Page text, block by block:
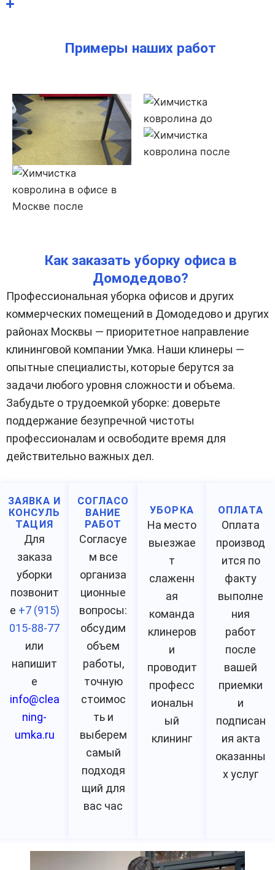
Примеры наших работ
Как заказать уборку офиса в
Домодедово?
Профессиональная уборка офисов и других
коммерческих помещений в Домодедово и других
районах Москвы — приоритетное направление
клининговой компании Умка. Наши клинеры —
опытные специалисты, которые берутся за
задачи любого уровня сложности и объема.
Забудьте о трудоемкой уборке: доверьте
поддержание безупречной чистоты
профессионалам и освободите время для
действительно важных дел.
ЗАЯВКА И
КОНСУЛЬ
ТАЦИЯ
Для
заказа
уборки
позвонит
е +7 (915)
015-88-77
или
напишит
е
info@clea
ning-
umka.ru
СОГЛАСО
ВАНИЕ
РАБОТ
Согласуе
м все
организа
ционные
вопросы:
обсудим
объем
работы,
точную
стоимос
ть и
выберем
самый
подходя
щий для
вас час
УБОРКА
На место
выезжае
т
слаженн
ая
команда
клинеров
и
проводит
професс
иональн
ый
клининг
ОПЛАТА
Оплата
производ
ится по
факту
выполне
ния
работ
после
вашей
приемки
и
подписан
ия акта
оказанны
х услуг